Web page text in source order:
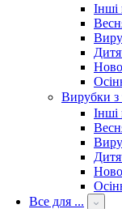
Інші
Вирубки з
Інші
Все для ...